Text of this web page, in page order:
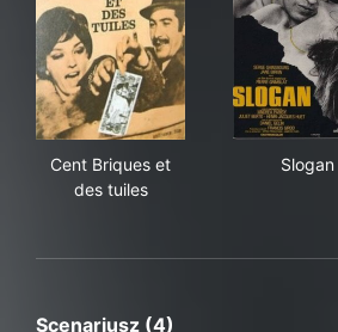
Cent Briques et
des tuiles
Slogan
Scenariusz (4)